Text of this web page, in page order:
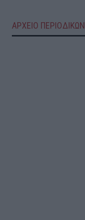
ΑΡΧΕΙΟ ΠΕΡΙΟΔΙΚΩΝ